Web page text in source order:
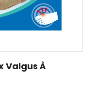
Valgus À